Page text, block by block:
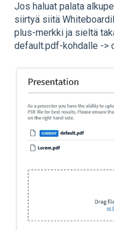
Jos haluat palata
siirtyä siitä
plus-merkki ja sieltä
default.pdf-kohdalle ->